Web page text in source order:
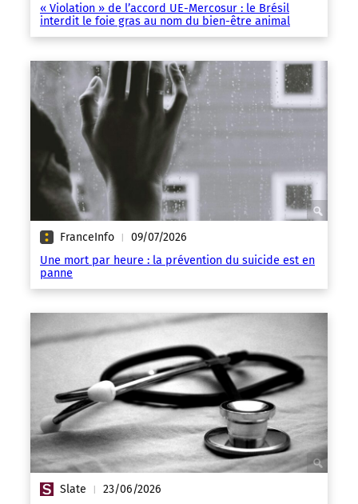
« Violation » de l’accord UE-Mercosur : le Brésil
interdit le foie gras au nom du bien-être animal
FranceInfo | 09/07/2026
Une mort par heure : la prévention du suicide est en
panne
Slate | 23/06/2026